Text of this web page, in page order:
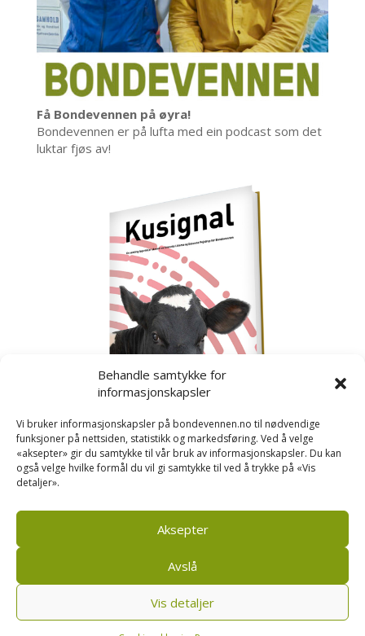
Behandle samtykke for
informasjonskapsler
Vi bruker informasjonskapsler på bondevennen.no til nødvendige
funksjoner på nettsiden, statistikk og markedsføring. Ved å velge
«aksepter» gir du samtykke til vår bruk av informasjonskapsler. Du kan
også velge hvilke formål du vil gi samtykke til ved å trykke på «Vis
detaljer».
Aksepter
Avslå
Vis detaljer
Få Bondevennen på øyra!
Bondevennen er på lufta med ein podcast som det
luktar fjøs av!
Kusignal
om kusignal i eit eige hefte.
Bondevennen AS, Pb 208, sentrum, 4001 Stavanger